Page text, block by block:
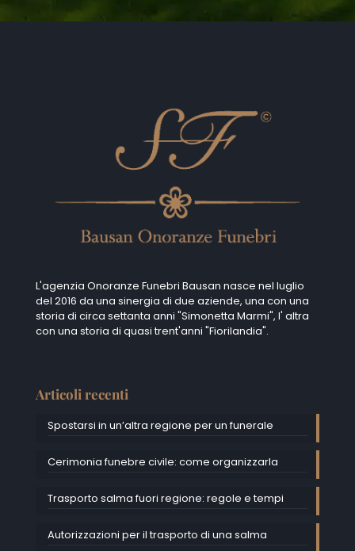
L'agenzia Onoranze Funebri Bausan nasce nel luglio
del 2016 da una sinergia di due aziende, una con una
storia di circa settanta anni "Simonetta Marmi", I' altra
con una storia di quasi trent'anni "Fiorilandia".
Articoli recenti
Spostarsi in un’altra regione per un funerale
Cerimonia funebre civile: come organizzarla
Trasporto salma fuori regione: regole e tempi
Autorizzazioni per il trasporto di una salma